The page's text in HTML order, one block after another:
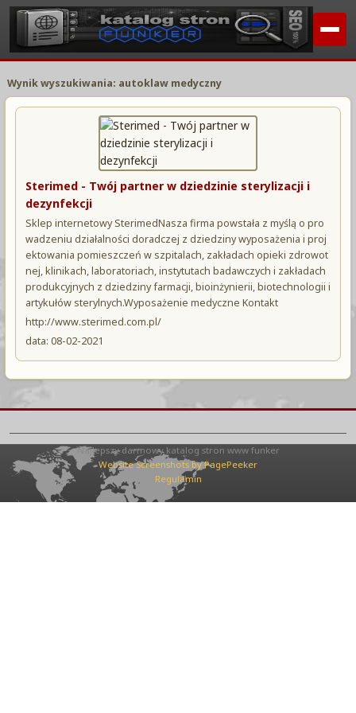
Wynik wyszukiwania: autoklaw medyczny
Sterimed - Twój partner w dziedzinie sterylizacji i
dezynfekcji
Sklep internetowy SterimedNasza firma powstała z myślą o pro
wadzeniu działalności doradczej z dziedziny wyposażenia i proj
ektowania pomieszczeń w szpitalach, zakładach opieki zdrowot
nej, klinikach, laboratoriach, instytutach badawczych i zakładach
produkcyjnych z dziedziny farmacji, bioinżynierii, biotechnologii i
artykułów sterylnych.Wyposażenie medyczne Kontakt
http://www.sterimed.com.pl/
data: 08-02-2021
Najlepszy darmowy katalog stron www funker
Website Screenshots by PagePeeker
Regulamin